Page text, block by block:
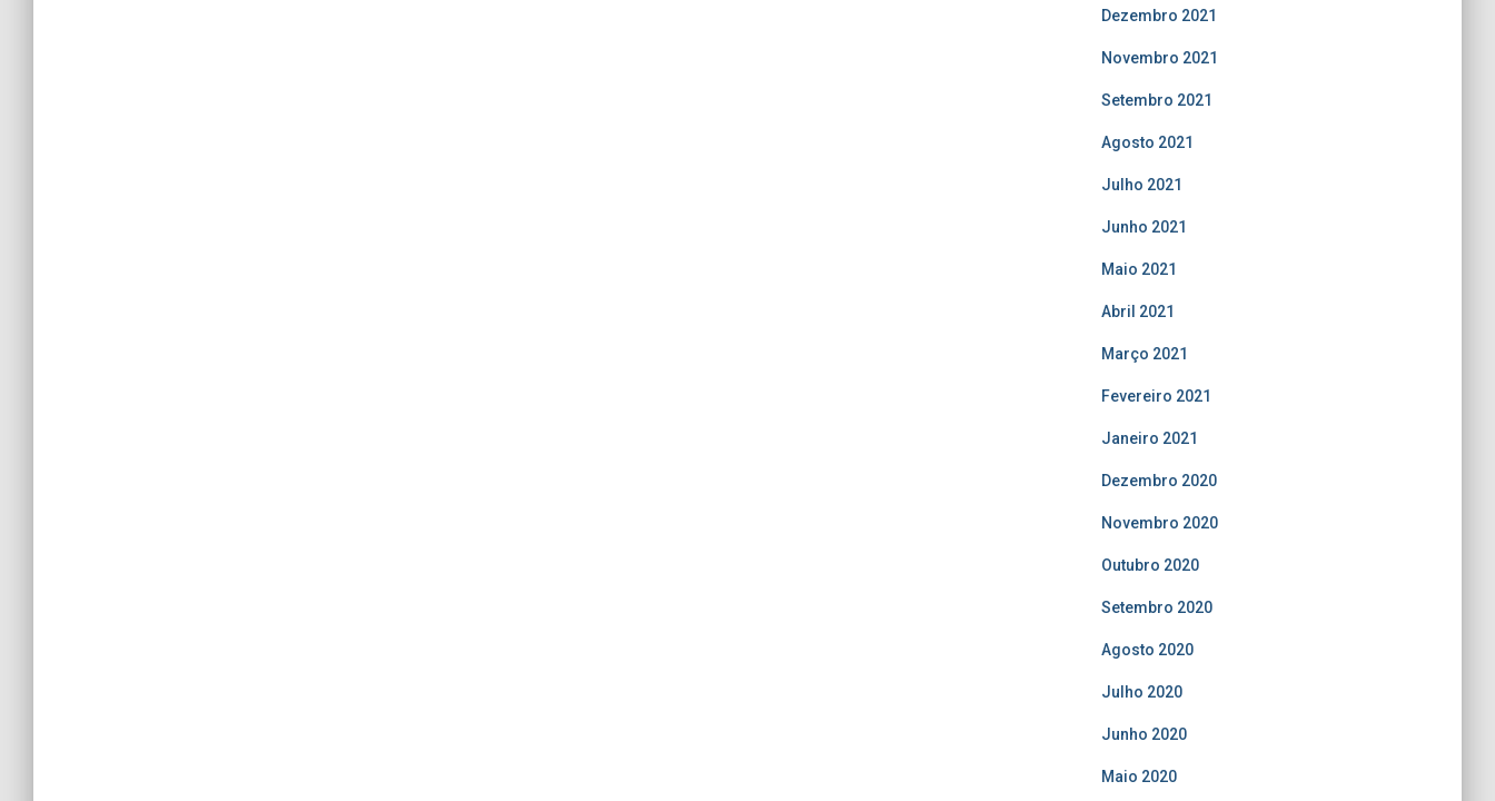
Dezembro 2021
Novembro 2021
Setembro 2021
Agosto 2021
Julho 2021
Junho 2021
Maio 2021
Abril 2021
Março 2021
Fevereiro 2021
Janeiro 2021
Dezembro 2020
Novembro 2020
Outubro 2020
Setembro 2020
Agosto 2020
Julho 2020
Junho 2020
Maio 2020